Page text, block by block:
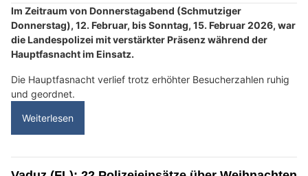
Im Zeitraum von Donnerstagabend (Schmutziger
Donnerstag), 12. Februar, bis Sonntag, 15. Februar 2026, war
die Landespolizei mit verstärkter Präsenz während der
Hauptfasnacht im Einsatz.
Die Hauptfasnacht verlief trotz erhöhter Besucherzahlen ruhig
und geordnet.
Weiterlesen